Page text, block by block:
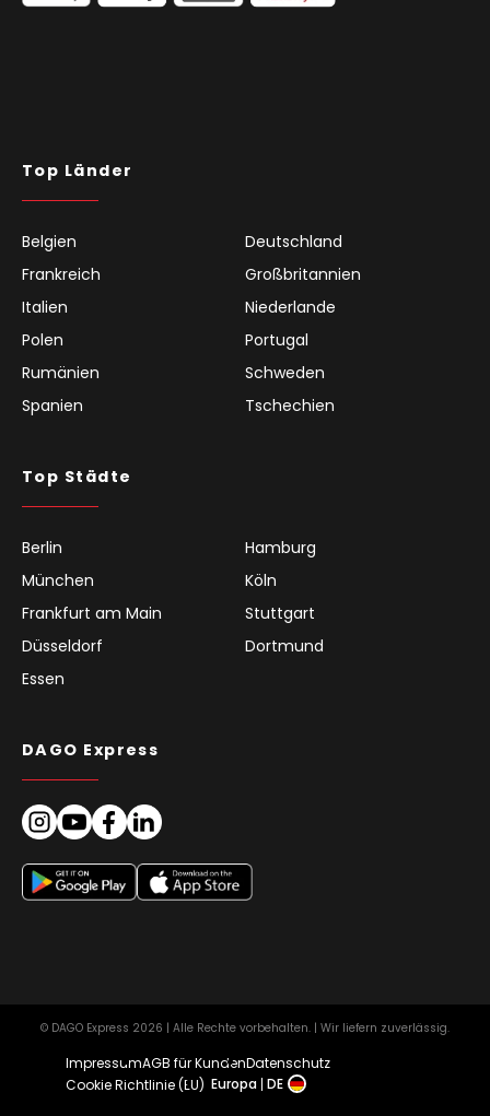
Top Länder
Belgien
Deutschland
Frankreich
Großbritannien
Italien
Niederlande
Polen
Portugal
Rumänien
Schweden
Spanien
Tschechien
Top Städte
Berlin
Hamburg
München
Köln
Frankfurt am Main
Stuttgart
Düsseldorf
Dortmund
Essen
DAGO Express
© DAGO Express 2026 | Alle Rechte vorbehalten. | Wir liefern zuverlässig.
ImpressumAGB für KundenDatenschutz
Cookie Richtlinie (EU) Europa DE